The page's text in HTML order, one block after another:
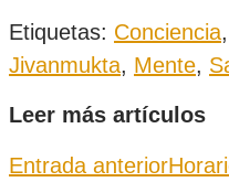
Etiquetas: Conciencia,
Jivanmukta, Mente,
Leer más artículos
Entrada anterior